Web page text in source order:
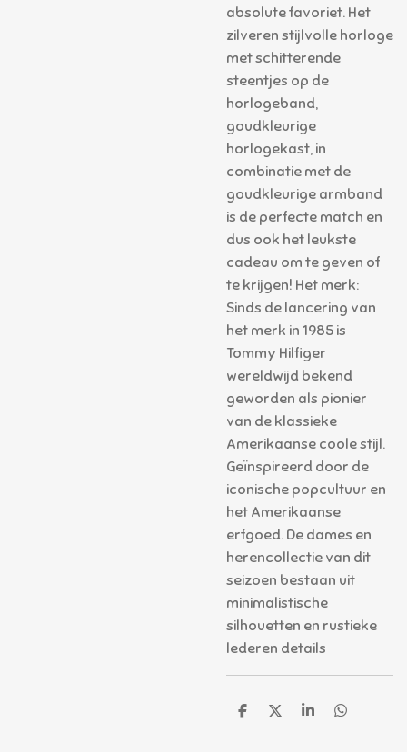
absolute favoriet. Het
zilveren stijlvolle horloge
met schitterende
steentjes op de
horlogeband,
goudkleurige
horlogekast, in
combinatie met de
goudkleurige armband
is de perfecte match en
dus ook het leukste
cadeau om te geven of
te krijgen! Het merk:
Sinds de lancering van
het merk in 1985 is
Tommy Hilfiger
wereldwijd bekend
geworden als pionier
van de klassieke
Amerikaanse coole stijl.
Geïnspireerd door de
iconische popcultuur en
het Amerikaanse
erfgoed. De dames en
herencollectie van dit
seizoen bestaan uit
minimalistische
silhouetten en rustieke
lederen details
D
D
S
D